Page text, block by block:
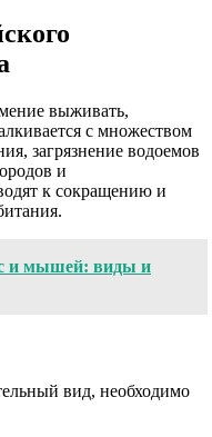
выживать,
с множеством
загрязнение водоемов
и
к сокращению и
и мышей: виды и
вид, необходимо